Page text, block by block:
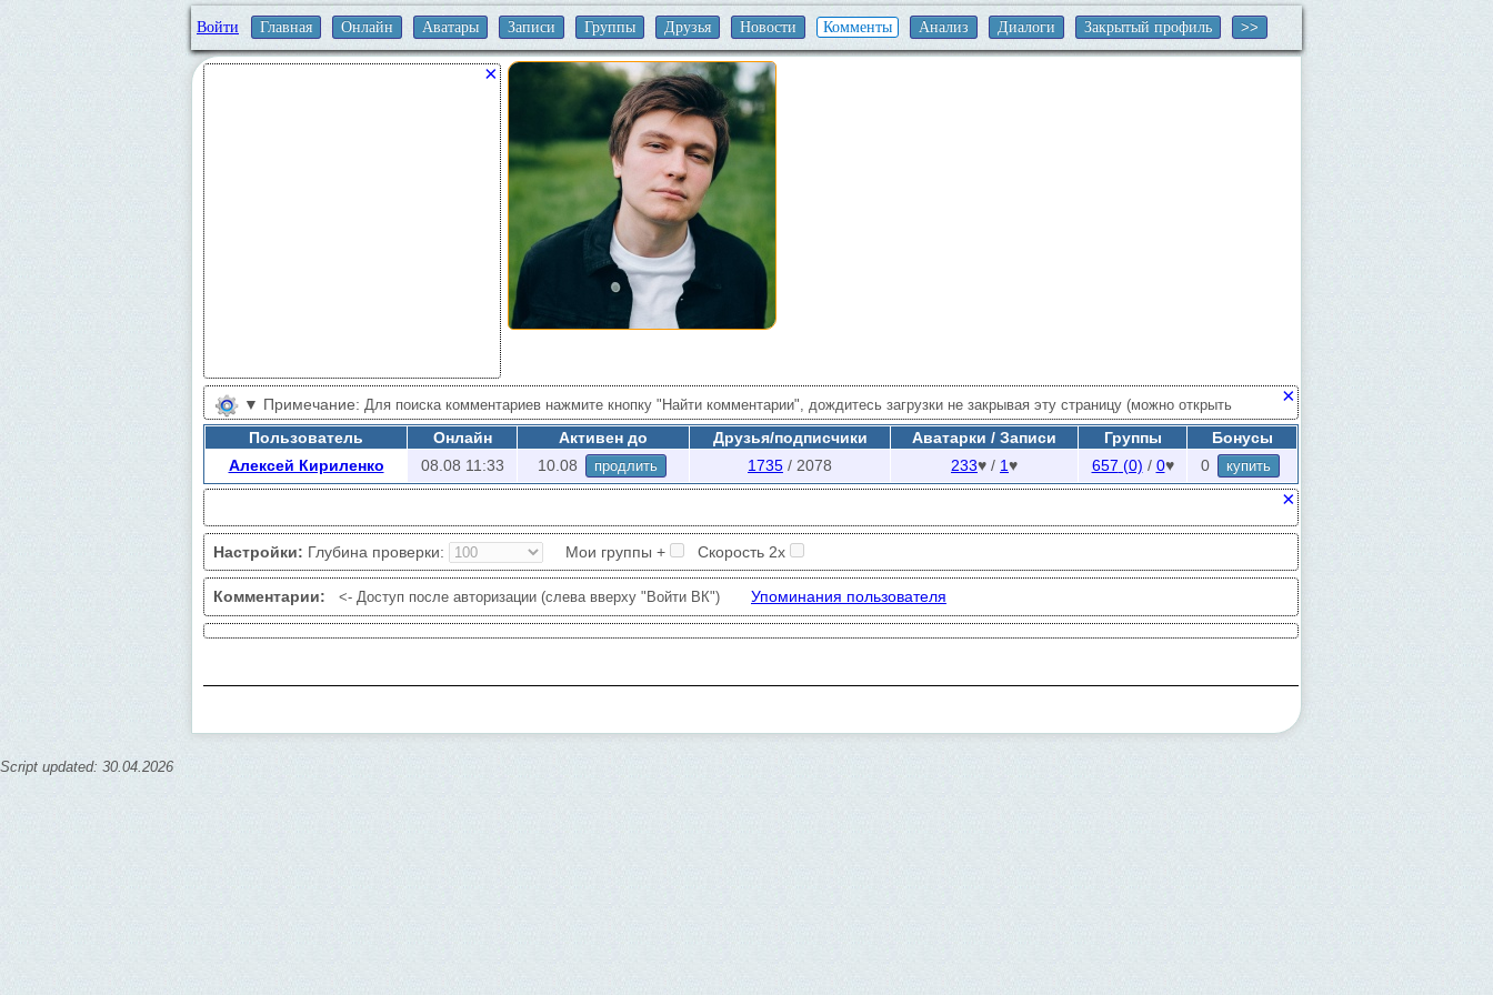
Войти Главная Онлайн Аватары Записи Группы Друзья Новости Комменты Анализ Диалоги Закрытый профиль
×
▼ ×
Примечание: Для поиска комментариев нажмите кнопку "Найти комментарии", дождитесь загрузки не закрывая эту страницу (можно открыть
другую вкладку пока идет загрузка). В поиске учитываются скрытые группы, найденные в менюлайки в группахпо кнопке поиска скрытых сообществ.
Глубина проверки - сколько последних записей проверять. "Мои группы +" - добавляет в проверку комментариев ваши группы. В поиске по друзьям
учитываются скрытые друзья, кому ставились лайки и подозреваемые (меню
друзья
Авторизируйтесьчтобы уменьшить кол-во ошибок проверки (слева вверху "Вход ВК").Для чего нужна авторизация?
Пользователь Онлайн Активен до Друзья/подписчики Аватарки / Записи Группы
Бонусы
Алексей Кириленко
08.08 11:33 10.08 продлить 1735 / 2078 233♥ / 1♥ 657 (0) / 0♥ 0 купить
×
Настройки: Глубина проверки: Мои группы + Скорость 2х
Комментарии: <- Доступ после авторизации (слева вверху "Войти ВК") Упоминания пользователя
Script updated: 30.04.2026